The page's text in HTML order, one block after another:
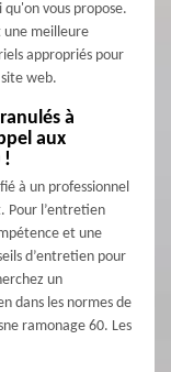
vous propose.
une meilleure
appropriés pour
web.
à
aux
!
à un professionnel
Pour l’entretien
et une
d’entretien pour
un
dans les normes de
ramonage 60. Les